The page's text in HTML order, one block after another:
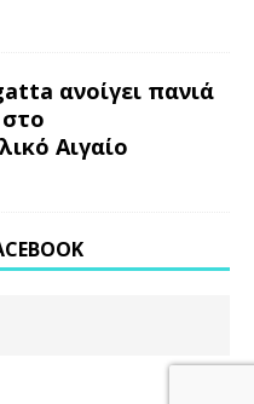
ανοίγει πανιά
Αιγαίο